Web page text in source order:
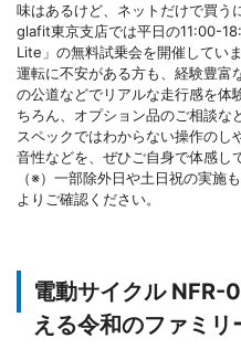
味はあるけど、ネットだけで買う
glafit東京支店では平日の11:00-
Lite」の無料試乗会を開催していま
運転に不安がある方も、経験豊富
の公道などでリアルな走行感を体
ちろん、オプション品のご相談な
スペックではわからない操作の
音性などを、ぜひご自身で体感し
（※）一部除外日や土日祝の実施
よりご確認ください。
電動サイクル NFR-
える令和のファミリ